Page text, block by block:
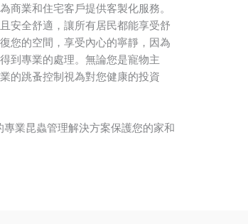
商業和住宅客戶提供客製化服務。
安全舒適，讓所有居民都能享受舒
您的空間，享受內心的寧靜，因為
到專業的處理。無論您是寵物主
的跳蚤控制視為對您健康的投資
業昆蟲管理解決方案保護您的家和